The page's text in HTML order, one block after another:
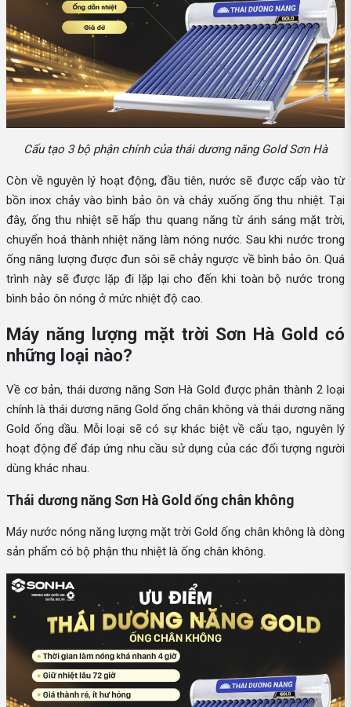
Cấu tạo 3 bộ phận chính của thái dương năng Gold Sơn Hà
Còn về nguyên lý hoạt động, đầu tiên, nước sẽ được cấp vào từ
bồn inox chảy vào bình bảo ôn và chảy xuống ống thu nhiệt. Tại
đây, ống thu nhiệt sẽ hấp thu quang năng từ ánh sáng mặt trời,
chuyển hoá thành nhiệt năng làm nóng nước. Sau khi nước trong
ống năng lượng được đun sôi sẽ chảy ngược về bình bảo ôn. Quá
trình này sẽ được lặp đi lặp lại cho đến khi toàn bộ nước trong
bình bảo ôn nóng ở mức nhiệt độ cao.
Máy năng lượng mặt trời Sơn Hà Gold có
những loại nào?
Về cơ bản, thái dương năng Sơn Hà Gold được phân thành 2 loại
chính là thái dương năng Gold ống chân không và thái dương năng
Gold ống dầu. Mỗi loại sẽ có sự khác biệt về cấu tạo, nguyên lý
hoạt động để đáp ứng nhu cầu sử dụng của các đối tượng người
dùng khác nhau.
Thái dương năng Sơn Hà Gold ống chân không
Máy nước nóng năng lượng mặt trời Gold ống chân không là dòng
sản phẩm có bộ phận thu nhiệt là ống chân không.